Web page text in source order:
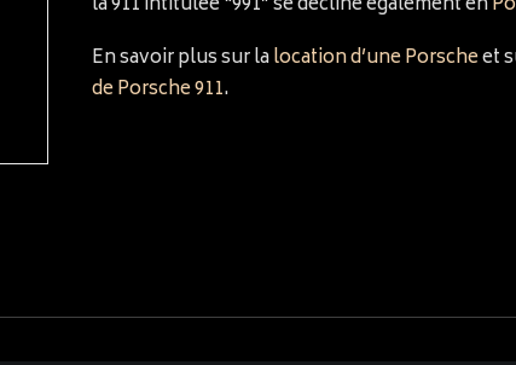
En savoir plus sur lalocation d’une Porscheet
de Porsche 911.